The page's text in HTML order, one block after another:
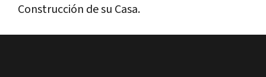
Construcción de su Casa.